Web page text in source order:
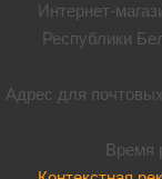
Интернет-
Республики
Адрес для
Время